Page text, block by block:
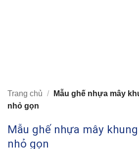
Trang chủ /
Mẫu ghế nhựa mây
nhỏ gọn
Mẫu ghế nhựa mây
nhỏ gọn